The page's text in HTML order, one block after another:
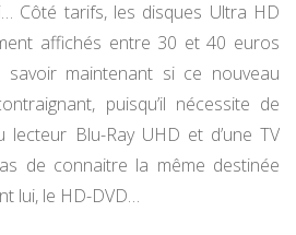
Côté tarifs, les disques Ultra HD
affichés entre 30 et 40 euros
maintenant si ce nouveau
puisqu’il nécessite de
lecteur Blu-Ray UHD et d’une TV
de connaitre la même destinée
lui, le HD-DVD…